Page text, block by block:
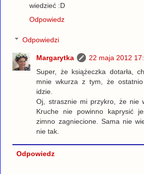
wiedzieć :D
Odpowiedz
Odpowiedzi
Margarytka
22 maja 2012
Super, że książeczka dotarła,
mnie wkurza z tym, że ostatnio
idzie.
Oj, strasznie mi przykro, że nie
Kruche nie powinno kaprysić
zimno zagniecione. Sama nie
nie tak.
Odpowiedz